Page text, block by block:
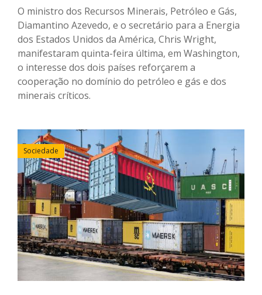
O ministro dos Recursos Minerais, Petróleo e Gás,
Diamantino Azevedo, e o secretário para a Energia
dos Estados Unidos da América, Chris Wright,
manifestaram quinta-feira última, em Washington,
o interesse dos dois países reforçarem a
cooperação no domínio do petróleo e gás e dos
minerais críticos.
Sociedade